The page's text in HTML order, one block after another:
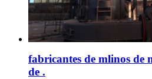
fabricantes de mlinos
de .